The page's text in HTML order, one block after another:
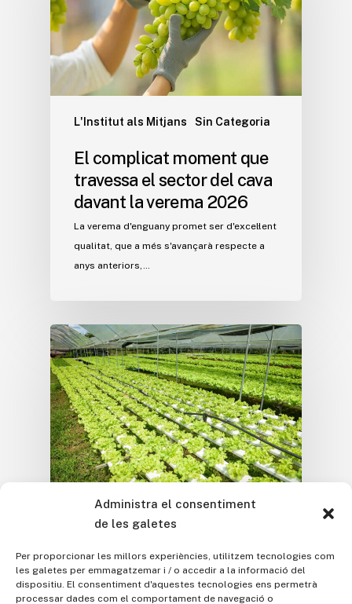
Administra el consentiment
de les galetes
Per proporcionar les millors experiències, utilitzem tecnologies com
les galetes per emmagatzemar i / o accedir a la informació del
dispositiu. El consentiment d'aquestes tecnologies ens permetrà
processar dades com el comportament de navegació o
L'Institut als Mitjans Sin Categoria
El complicat moment que
travessa el sector del cava
davant la verema 2026
La verema d'enguany promet ser d'excel·lent
qualitat, que a més s'avançarà respecte a
anys anteriors,…
L'Institut als Mitjans
L’Institut Agrícola va
vaticinar que el Brexit no
enfonsaria la indústria